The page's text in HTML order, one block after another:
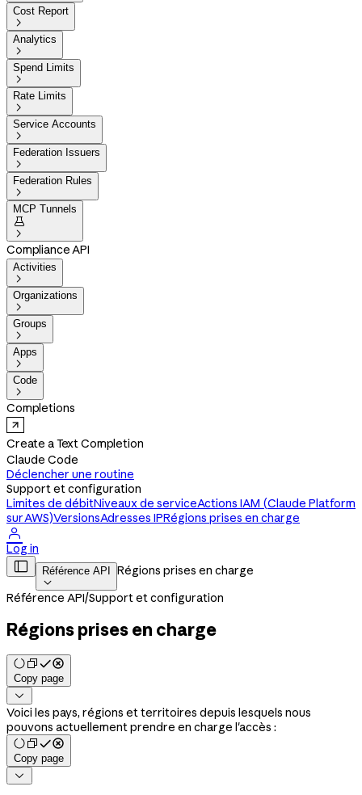
Cost Report

Analytics

Spend Limits

Rate Limits

Service Accounts

Federation Issuers

Federation Rules

MCP Tunnels


Compliance API
Activities

Organizations

Groups

Apps

Code

Completions
Create a Text Completion
Claude Code
Déclencher une routine
Support et configuration
Limites de débitNiveaux de serviceActions IAM (Claude Platform
sur AWS)VersionsAdresses IPRégions prises en charge

Log in
 Référence API

Régions prises en charge
Référence API/Support et configuration
Régions prises en charge
Copy page

Voici les pays, régions et territoires depuis lesquels nous
pouvons actuellement prendre en charge l'accès :
Copy page
